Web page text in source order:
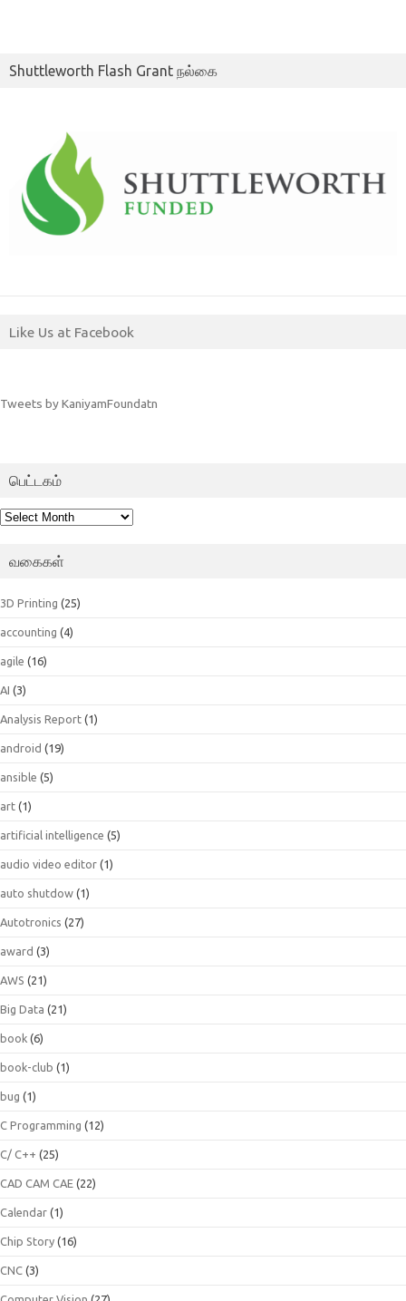
Shuttleworth Flash Grant நல்கை
Like Us at Facebook
Tweets by KaniyamFoundatn
பெட்டகம்
பெட்டகம்
வகைகள்
3D Printing (25)
accounting (4)
agile (16)
AI (3)
Analysis Report (1)
android (19)
ansible (5)
art (1)
artificial intelligence (5)
audio video editor (1)
auto shutdow (1)
Autotronics (27)
award (3)
AWS (21)
Big Data (21)
book (6)
book-club (1)
bug (1)
C Programming (12)
C/ C++ (25)
CAD CAM CAE (22)
Calendar (1)
Chip Story (16)
CNC (3)